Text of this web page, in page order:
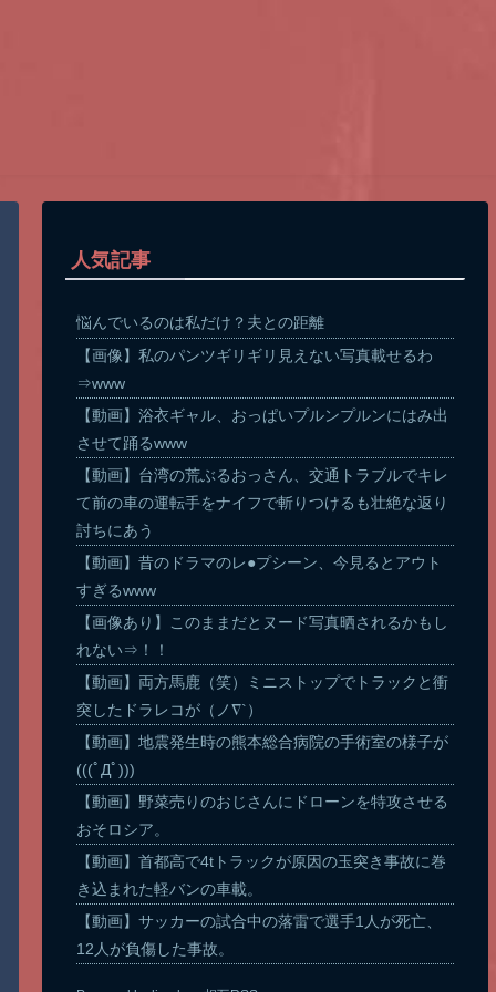
人気記事
悩んでいるのは私だけ？夫との距離
【画像】私のパンツギリギリ見えない写真載せるわ
⇒www
【動画】浴衣ギャル、おっぱいプルンプルンにはみ出
させて踊るwww
【動画】台湾の荒ぶるおっさん、交通トラブルでキレ
て前の車の運転手をナイフで斬りつけるも壮絶な返り
討ちにあう
【動画】昔のドラマのレ●プシーン、今見るとアウト
すぎるwww
【画像あり】このままだとヌード写真晒されるかもし
れない⇒！！
【動画】両方馬鹿（笑）ミニストップでトラックと衝
突したドラレコが（ノ∇`）
【動画】地震発生時の熊本総合病院の手術室の様子が
(((ﾟДﾟ)))
【動画】野菜売りのおじさんにドローンを特攻させる
おそロシア。
【動画】首都高で4tトラックが原因の玉突き事故に巻
き込まれた軽バンの車載。
【動画】サッカーの試合中の落雷で選手1人が死亡、
12人が負傷した事故。